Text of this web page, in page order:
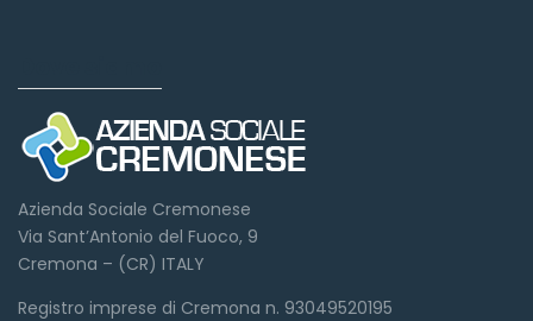
Azienda Sociale Cremonese
Via Sant’Antonio del Fuoco, 9
Cremona – (CR) ITALY
Registro imprese di Cremona n. 93049520195